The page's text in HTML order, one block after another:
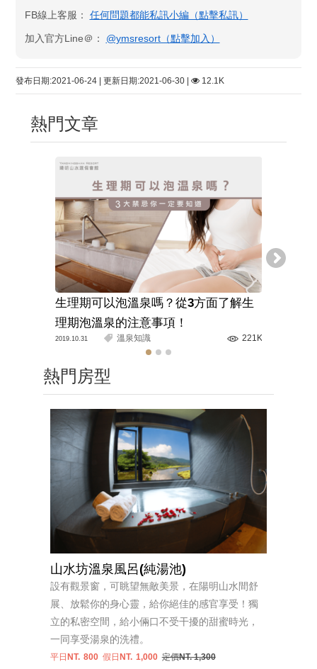
FB線上客服： 任何問題都能私訊小編（點擊私訊）
加入官方Line＠： @ymsresort（點擊加入）
發布日期:2021-06-24 | 更新日期:2021-06-30 | 12.1K
熱門文章
生理期可以泡溫泉嗎？從3方面了解生
理期泡溫泉的注意事項！
2019.10.31 溫泉知識 221K
熱門房型
山水坊溫泉風呂(純湯池)
設有觀景窗，可眺望無敵美景，在陽明山水間舒
展、放鬆你的身心靈，給你絕佳的感官享受！獨
立的私密空間，給小倆口不受干擾的甜蜜時光，
一同享受湯泉的洗禮。
平日NT. 800 假日NT. 1,000定價NT. 1,300